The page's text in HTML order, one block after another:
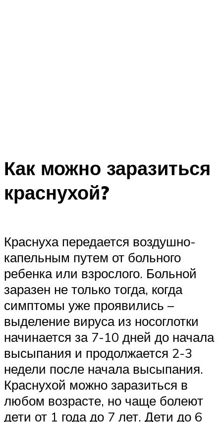
Как можно заразиться
краснухой?
Краснуха передается воздушно-
капельным путем от больного
ребенка или взрослого. Больной
заразен не только тогда, когда
симптомы уже проявились –
выделение вируса из носоглотки
начинается за 7-10 дней до начала
высыпания и продолжается 2-3
недели после начала высыпания.
Краснухой можно заразиться в
любом возрасте, но чаще болеют
дети от 1 года до 7 лет. Дети до 6